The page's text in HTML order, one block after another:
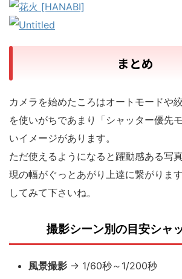
まとめ
カメラを始めたころはオートモードや
を使いがちであまり「シャッター優先
いイメージがあります。
ただ使えるようになると躍動感ある写
現の幅がぐっとあがり上達に繋がりま
してみて下さいね。
撮影シーン別の目安シャ
風景撮影 → 1/60秒～1/200秒